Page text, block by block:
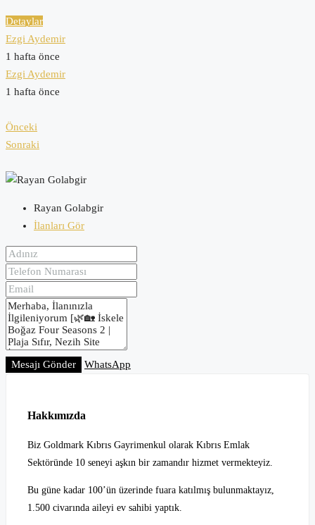
Detaylar
Ezgi Aydemir
1 hafta önce
Ezgi Aydemir
1 hafta önce
Önceki
Sonraki
Rayan Golabgir
İlanları Gör
Mesajı Gönder WhatsApp
Hakkımızda
Biz Goldmark Kıbrıs Gayrimenkul olarak Kıbrıs Emlak
Sektöründe 10 seneyi aşkın bir zamandır hizmet vermekteyiz.
Bu güne kadar 100’ün üzerinde fuara katılmış bulunmaktayız,
1.500 civarında aileyi ev sahibi yaptık.